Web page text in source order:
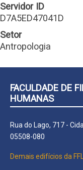
Servidor ID
D7A5ED47041D
Setor
Antropologia
FACULDADE DE
HUMANAS
Rua do Lago, 717 -
05508-080
Demais edifícios da